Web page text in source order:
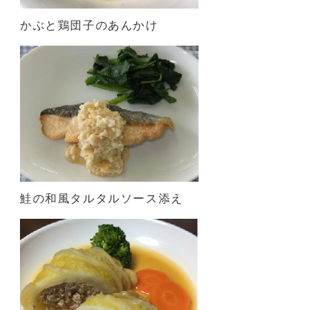
かぶと鶏団子のあんかけ
鮭の和風タルタルソース添え